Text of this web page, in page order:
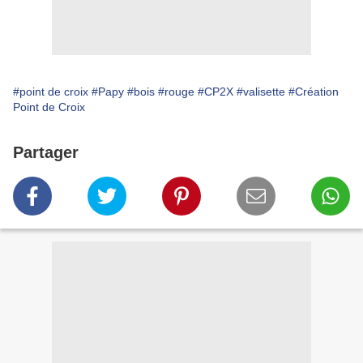
#point de croix #Papy #bois #rouge #CP2X #valisette #Création
Point de Croix
Partager